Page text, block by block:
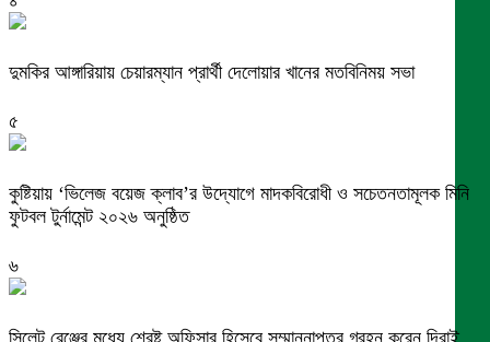
দুমকির আঙ্গারিয়ায় চেয়ারম্যান প্রার্থী দেলোয়ার খানের মতবিনিময় সভা
৫
কুষ্টিয়ায় ‘ভিলেজ বয়েজ ক্লাব’র উদ্যোগে মাদকবিরোধী ও সচেতনতামূলক মিনি
ফুটবল টুর্নামেন্ট ২০২৬ অনুষ্ঠিত
৬
সিলেট রেঞ্জের মধ্যে শ্রেষ্ট অফিসার হিসেবে সম্মাননাপত্র গ্রহন করেন দিরাই